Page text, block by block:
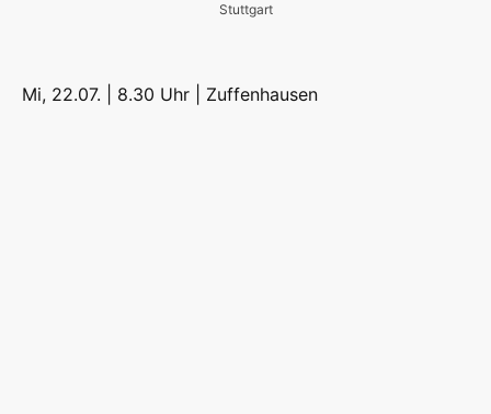
Stuttgart
Mi, 22.07. | 8.30 Uhr | Zuffenhausen